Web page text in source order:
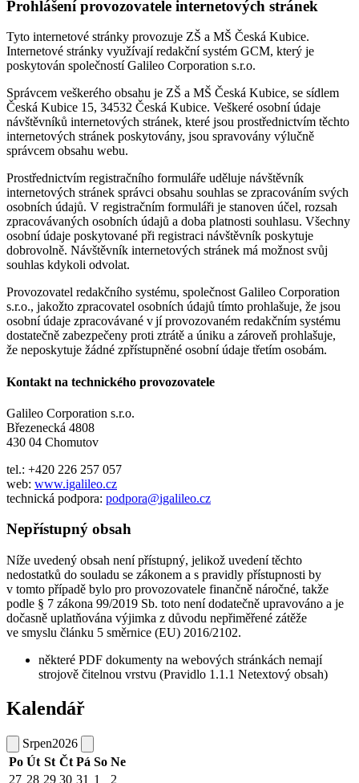
Prohlášení provozovatele internetových stránek
Tyto internetové stránky provozuje ZŠ a MŠ Česká Kubice.
Internetové stránky využívají redakční systém GCM, který je
poskytován společností Galileo Corporation s.r.o.
Správcem veškerého obsahu je ZŠ a MŠ Česká Kubice, se sídlem
Česká Kubice 15, 34532 Česká Kubice. Veškeré osobní údaje
návštěvníků internetových stránek, které jsou prostřednictvím těchto
internetových stránek poskytovány, jsou spravovány výlučně
správcem obsahu webu.
Prostřednictvím registračního formuláře uděluje návštěvník
internetových stránek správci obsahu souhlas se zpracováním svých
osobních údajů. V registračním formuláři je stanoven účel, rozsah
zpracovávaných osobních údajů a doba platnosti souhlasu. Všechny
osobní údaje poskytované při registraci návštěvník poskytuje
dobrovolně. Návštěvník internetových stránek má možnost svůj
souhlas kdykoli odvolat.
Provozovatel redakčního systému, společnost Galileo Corporation
s.r.o., jakožto zpracovatel osobních údajů tímto prohlašuje, že jsou
osobní údaje zpracovávané v jí provozovaném redakčním systému
dostatečně zabezpečeny proti ztrátě a úniku a zároveň prohlašuje,
že neposkytuje žádné zpřístupněné osobní údaje třetím osobám.
Kontakt na technického provozovatele
Galileo Corporation s.r.o.
Březenecká 4808
430 04 Chomutov
tel.: +420 226 257 057
web: www.igalileo.cz
technická podpora: podpora@igalileo.cz
Nepřístupný obsah
Níže uvedený obsah není přístupný, jelikož uvedení těchto
nedostatků do souladu se zákonem a s pravidly přístupnosti by
v tomto případě bylo pro provozovatele finančně náročné, takže
podle § 7 zákona 99/2019 Sb. toto není dodatečně upravováno a je
dočasně uplatňována výjimka z důvodu nepřiměřené zátěže
ve smyslu článku 5 směrnice (EU) 2016/2102.
některé PDF dokumenty na webových stránkách nemají
strojově čitelnou vrstvu (Pravidlo 1.1.1 Netextový obsah)
Kalendář
Srpen2026
Po Út St Čt Pá So Ne
27 28 29 30 31 1
2